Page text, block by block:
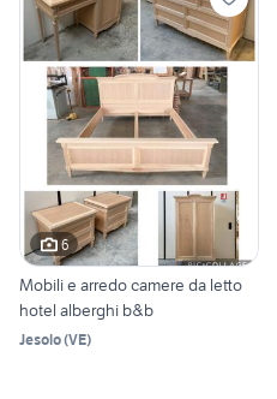
6
Mobili e arredo camere da letto
hotel alberghi b&b
Jesolo(VE)